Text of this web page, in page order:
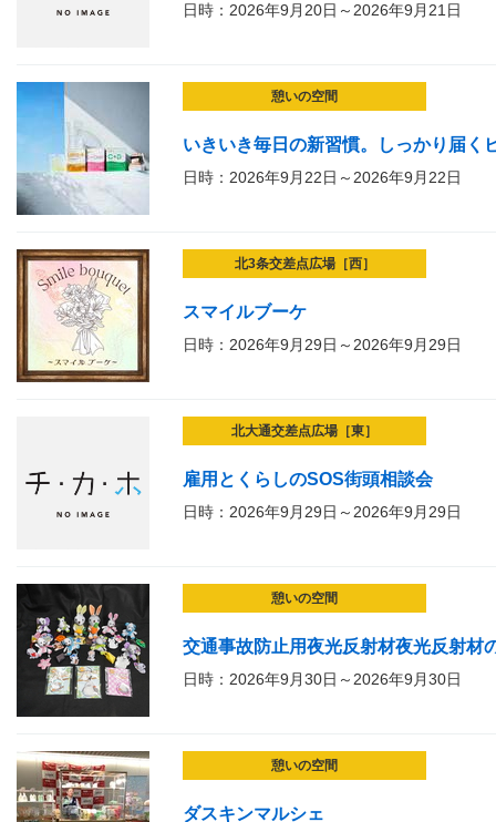
日時：2026年9月20日～2026年9月21日
憩いの空間
いきいき毎日の新習慣。しっかり届く
日時：2026年9月22日～2026年9月22日
北3条交差点広場［西］
スマイルブーケ
日時：2026年9月29日～2026年9月29日
北大通交差点広場［東］
雇用とくらしのSOS街頭相談会
日時：2026年9月29日～2026年9月29日
憩いの空間
交通事故防止用夜光反射材夜光反射材
日時：2026年9月30日～2026年9月30日
憩いの空間
ダスキンマルシェ